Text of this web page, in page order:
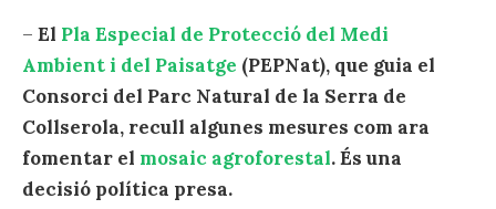
– El Pla Especial de Protecció del Medi
Ambient i del Paisatge (PEPNat), que guia el
Consorci del Parc Natural de la Serra de
Collserola, recull algunes mesures com ara
fomentar el mosaic agroforestal. És una
decisió política presa.